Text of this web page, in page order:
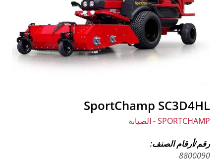
SportChamp SC3D4HL
SPORTCHAMP - الصيانة
رقم/أرقام الصنف:
8800090